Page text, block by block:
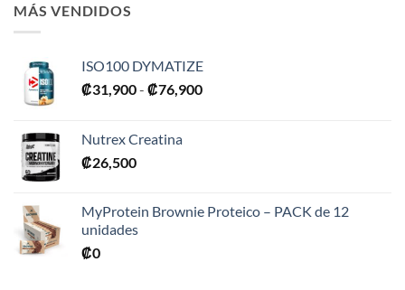
MÁS VENDIDOS
ISO100 DYMATIZE
₡31,900- ₡76,900Rango
Nutrex Creatina
₡26,500
MyProtein Brownie Proteico – PACK de 12
unidades
₡0